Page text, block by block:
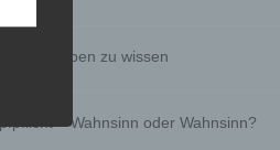
wir glauben zu wissen
– Wahnsinn oder Wahnsinn?
use